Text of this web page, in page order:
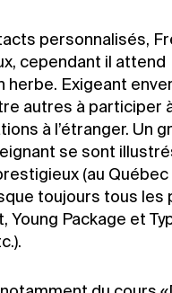
personnalisés,
cependant il attend
herbe. Exigeant
autres à participer
à l’étranger. Un
se sont
(au Québec
toujours tous les
Young Package et